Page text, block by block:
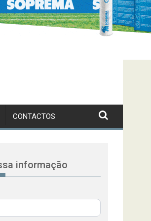
CONTACTOS
informação